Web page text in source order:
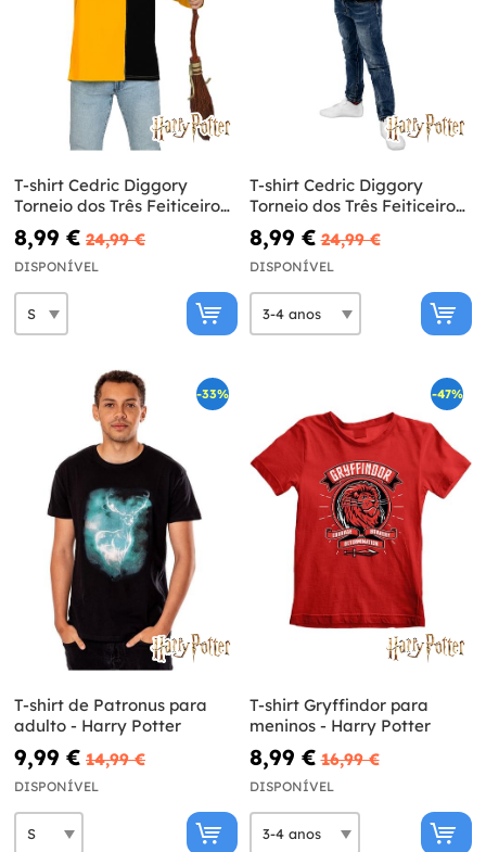
T-shirt Cedric Diggory
Torneio dos Três Feiticeiros
para adulto - Harry Potter
8,99 € 24,99 €
DISPONÍVEL
T-shirt Cedric Diggory
Torneio dos Três Feiticeiros
para menino – Harry Potter
8,99 € 24,99 €
DISPONÍVEL
-33%
T-shirt de Patronus para
adulto - Harry Potter
9,99 € 14,99 €
DISPONÍVEL
-47%
T-shirt Gryffindor para
meninos - Harry Potter
8,99 € 16,99 €
DISPONÍVEL